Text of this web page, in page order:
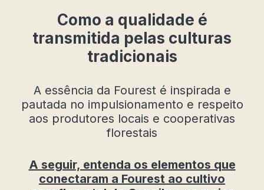
Como a qualidade é
transmitida pelas culturas
tradicionais
A essência da Fourest é inspirada e
pautada no impulsionamento e respeito
aos produtores locais e cooperativas
florestais
A seguir, entenda os elementos que
conectaram a Fourest ao cultivo